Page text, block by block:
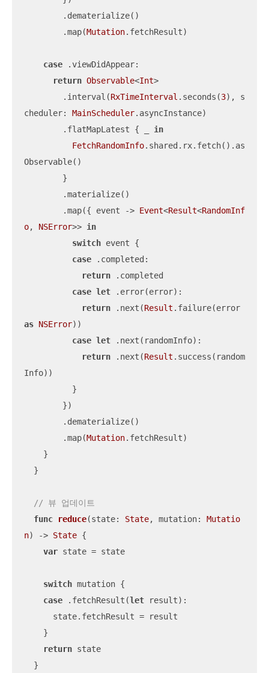
        .map(
Mutation.fetchResult)
case .viewDidAppear:
return Observable<Int>
        .interval(
RxTimeInterval .seconds(3), s
cheduler: MainScheduler.asyncInstance)
        .flatMapLatest {
in
FetchRandomInfo.shared.rx.fetch().as
Observable()
        .map({ event ->
Event<Result<RandomInf
o, NSError>> in
switch event {
case .completed:
return .completed
case let .error(error):
return .next(Result
as NSError))
case let .next(randomInfo):
return .next(Result .success(random
Info))
        .map(
Mutation.fetchResult)
// 뷰 업데이트
func
reduce(state: State, mutation: Mutatio
n) -> State {
var state = state
switch mutation {
case .fetchResult(let result):
      state.fetchResult
= result
return state